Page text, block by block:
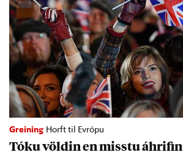
Greining Horft til Evrópu
Tóku völd­in en misstu áhrif­in